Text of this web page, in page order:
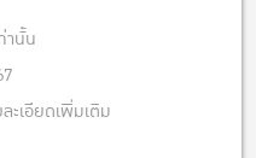
านั้น
ะเอียดเพิ่มเติม